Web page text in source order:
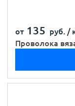
от 135 руб. /
Проволока